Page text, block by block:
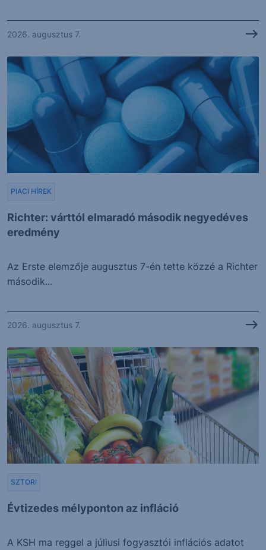
2026. augusztus 7.
Richter: várttól elmaradó második negyedéves
eredmény
PIACI HÍREK
Az Erste elemzője augusztus 7-én tette közzé a Richter
második...
2026. augusztus 7.
Évtizedes mélyponton az infláció
SZTORI
A KSH ma reggel a júliusi fogyasztói inflációs adatot